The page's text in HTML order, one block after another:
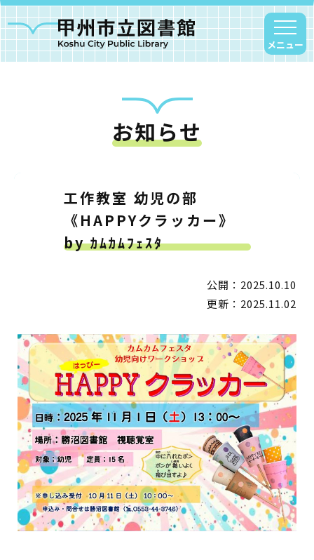
メニュー
お知らせ
工作教室 幼児の部
《HAPPYクラッカー》
by ｶﾑｶﾑﾌｪｽﾀ
公開：2025.10.10
更新：2025.11.02
甲州市図書館について
塩山図書館
大和図書館
甘草屋敷子ども図書館
イベント
図書館地図PDF
よくあるご質問
マンガ「雨宮敬二郎」
スポンサー企業
リンク集